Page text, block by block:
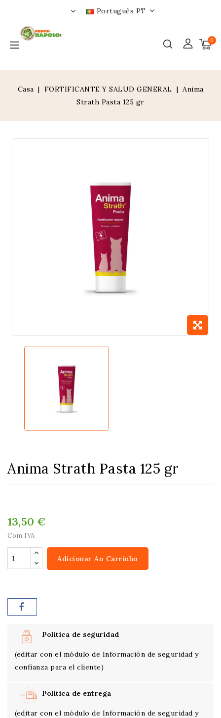
Português PT
0
Casa FORTIFICANTE Y SALUD GENERAL
Anima
Strath Pasta 125 gr
Anima Strath Pasta 125 gr
13,50 €
Com IVA
Adicionar Ao Carrinho
Política de seguridad
(editar con el módulo de Información de seguridad y
confianza para el cliente)
Política de entrega
(editar con el módulo de Información de seguridad y